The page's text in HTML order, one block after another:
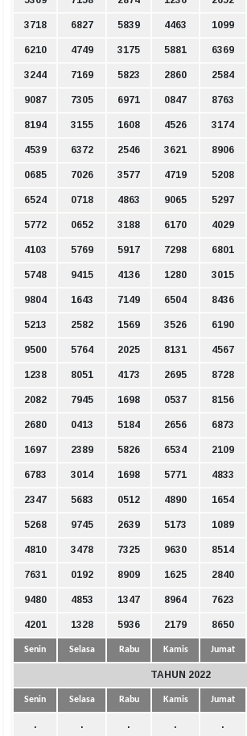
3718 6827 5839 4463 1099
6210 4749 3175 5881 6369
3244 7169 5823 2860 2584
9087 7305 6971 0847 8763
8194 3155 1608 4526 3174
4539 6372 2546 3621 8906
0685 7026 3577 4719 5208
6524 0718 4863 9065 5297
5772 0652 3188 6170 4029
4103 5769 5917 7298 6801
5748 9415 4136 1280 3015
9804 1643 7149 6504 8436
5213 2582 1569 3526 6190
9500 5764 2025 8131 4567
1238 8051 4173 2695 8728
2082 7945 1698 0537 8156
2680 0413 5184 2656 6873
1697 2389 5826 6534 2109
6783 3014 1698 5771 4833
2347 5683 0512 4890 1654
5268 9745 2639 5173 1089
4810 3478 7325 9630 8514
7631 0192 8909 1625 2840
9480 4853 1347 8964 7623
4201 1328 5936 2179 8650
Senin Selasa Rabu Kamis Jumat
TAHUN 2022
Senin Selasa Rabu Kamis Jumat
. . . . .